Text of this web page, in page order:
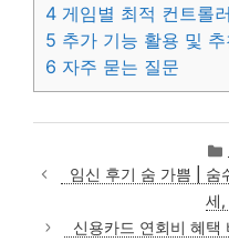
4 게임별 최적 컨트롤
5 추가 기능 활용 및
6 자주 묻는 질문
임신 후기 숨 가쁨 | 숨
세,
신용카드 연회비 혜택